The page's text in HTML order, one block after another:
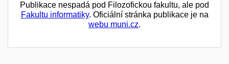
Publikace nespadá pod Filozofickou fakultu, ale pod
Fakultu informatiky. Oficiální stránka publikace je na
webu muni.cz.